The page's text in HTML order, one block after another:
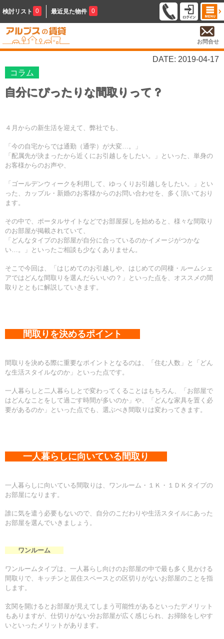
検討リスト 0 最近見た物件 0
お問合せ
DATE: 2019-04-17
コラム
自分にぴったりな間取りって？
４月からの新生活を迎えて、弊社でも、
「今の自宅からでは通勤（通学）が大変…。」
「配属先が決まったから近くにお引越しをしたい。」といった、単身の
お客様からのお声や、
「ゴールデンウィークを利用して、ゆっくりお引越しをしたい。」とい
った、カップル・新婚のお客様からのお問い合わせを、多く頂いており
ます。
その中で、ポータルサイトなどでお部屋探しを始めると、様々な間取り
のお部屋が掲載されていて、
「どんなタイプのお部屋が自分に合っているのかイメージがつかな
い…。」といったご相談も少なくありません。
そこで今回は、「 はじめてのお引越しや、はじめての同棲・ルームシェ
アではどんな間取りを選んだらいいの？」といった点を、オススメの間
取りとともに解説していきます。
間取りを決めるポイント
間取りを決める際に重要なポイントとなるのは、「住む人数」と「どん
な生活スタイルなのか」といった点です。
一人暮らしと二人暮らしとで変わってくることはもちろん、「お部屋で
はどんなことをして過ごす時間が多いのか」や、「どんな家具を置く必
要があるのか」といった点でも、選ぶべき間取りは変わってきます。
一人暮らしに向いている間取り
一人暮らしに向いている間取りは、ワンルーム・１Ｋ・１ＤＫタイプの
お部屋になります。
誰に気を遣う必要もないので、自分のこだわりや生活スタイルにあった
お部屋を選んでいきましょう。
ワンルーム
ワンルームタイプは、一人暮らし向けのお部屋の中で最も多く見かける
間取りで、キッチンと居住スペースとの区切りがないお部屋のことを指
します。
玄関を開けるとお部屋が見えてしまう可能性があるといったデメリット
もありますが、仕切りがない分お部屋が広く感じられ、お掃除をしやす
いといったメリットがあります。